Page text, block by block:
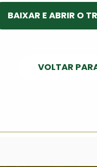
BAIXAR E ABRIR O
VOLTAR